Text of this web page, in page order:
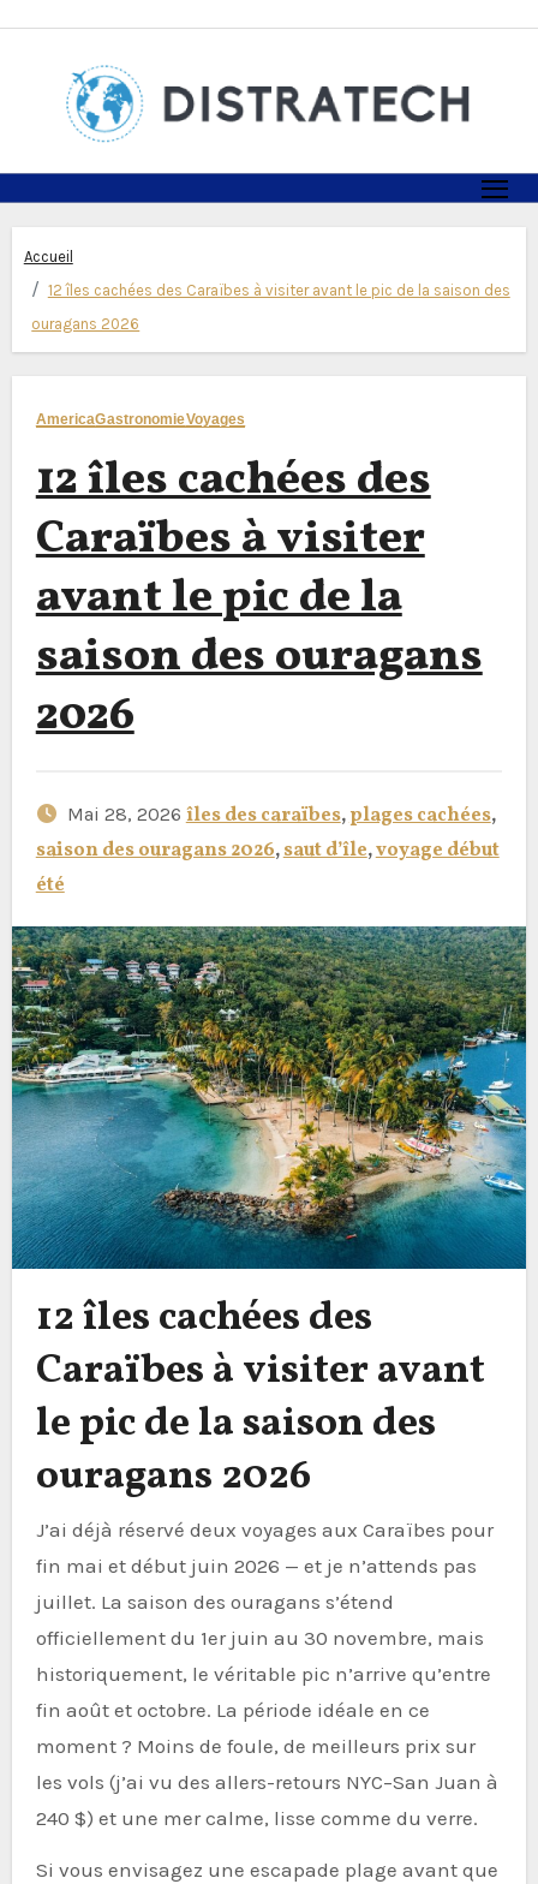
Accueil
12 îles cachées des Caraïbes à visiter avant le pic de la saison des
ouragans 2026
AmericaGastronomieVoyages
12 îles cachées des
Caraïbes à visiter
avant le pic de la
saison des ouragans
2026
Mai 28, 2026 îles des caraïbes,plages cachées,
saison des ouragans 2026,saut d’île,voyage début
été
12 îles cachées des
Caraïbes à visiter avant
le pic de la saison des
ouragans 2026
J’ai déjà réservé deux voyages aux Caraïbes pour
fin mai et début juin 2026 — et je n’attends pas
juillet. La saison des ouragans s’étend
officiellement du 1er juin au 30 novembre, mais
historiquement, le véritable pic n’arrive qu’entre
fin août et octobre. La période idéale en ce
moment ? Moins de foule, de meilleurs prix sur
les vols (j’ai vu des allers-retours NYC–San Juan à
240 $) et une mer calme, lisse comme du verre.
Si vous envisagez une escapade plage avant que